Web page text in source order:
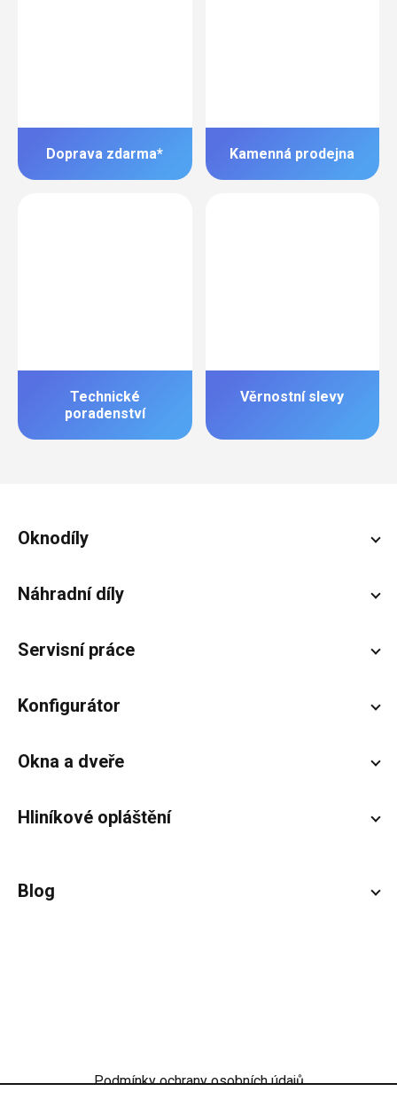
Doprava zdarma* Kamenná prodejna
Technické
poradenství
Věrnostní slevy
Zápatí
Oknodíly
Náhradní díly
Servisní práce
Konfigurátor
Okna a dveře
Hliníkové opláštění
Blog
Podmínky ochrany osobních údajů